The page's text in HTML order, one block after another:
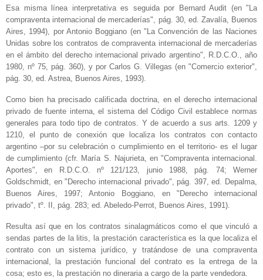
Esa misma línea interpretativa es seguida por Bernard Audit (en "La
compraventa internacional de mercaderías", pág. 30, ed. Zavalía, Buenos
Aires, 1994), por Antonio Boggiano (en "La Convención de las Naciones
Unidas sobre los contratos de compraventa internacional de mercaderías
en el ámbito del derecho internacional privado argentino", R.D.C.O., año
1980, nº 75, pág. 360), y por Carlos G. Villegas (en "Comercio exterior",
pág. 30, ed. Astrea, Buenos Aires, 1993).
Como bien ha precisado calificada doctrina, en el derecho internacional
privado de fuente interna, el sistema del Código Civil establece normas
generales para todo tipo de contratos. Y de acuerdo a sus arts. 1209 y
1210, el punto de conexión que localiza los contratos con contacto
argentino –por su celebración o cumplimiento en el territorio- es el lugar
de cumplimiento (cfr. María S. Najurieta, en "Compraventa internacional.
Aportes", en R.D.C.O. nº 121/123, junio 1988, pág. 74; Werner
Goldschmidt, en "Derecho internacional privado", pág. 397, ed. Depalma,
Buenos Aires, 1997; Antonio Boggiano, en "Derecho internacional
privado", tº. II, pág. 283; ed. Abeledo-Perrot, Buenos Aires, 1991).
Resulta así que en los contratos sinalagmáticos como el que vinculó a
sendas partes de la litis, la prestación característica es la que localiza el
contrato con un sistema jurídico, y tratándose de una compraventa
internacional, la prestación funcional del contrato es la entrega de la
cosa; esto es, la prestación no dineraria a cargo de la parte vendedora.